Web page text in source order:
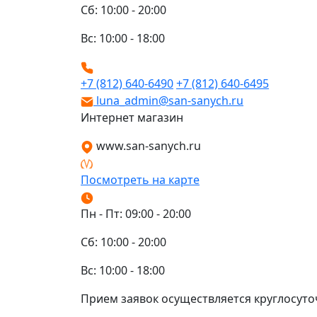
Сб: 10:00 - 20:00
Вс: 10:00 - 18:00
+7 (812) 640-6490+7 (812) 640-6495
luna_admin@san-sanych.ru
Интернет магазин
www.san-sanych.ru
Посмотреть на карте
Пн - Пт: 09:00 - 20:00
Сб: 10:00 - 20:00
Вс: 10:00 - 18:00
Прием заявок осуществляется